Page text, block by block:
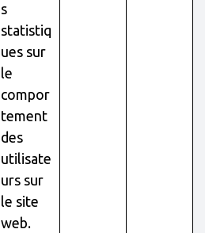
s
statistiq
ues sur
le
compor
tement
des
utilisate
urs sur
le site
web.